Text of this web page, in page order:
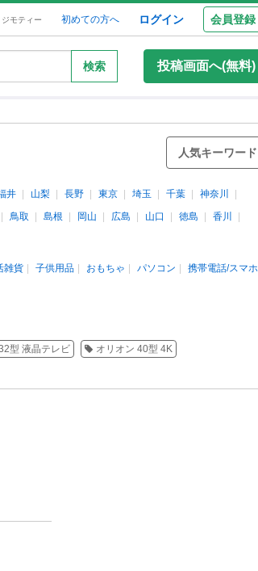
モティー 初めての方へ ログイン 会員登録
検索 投稿画面へ(無料)
人気キーワード
井 山梨 長野 東京 埼玉 千葉
神奈川
鳥取 島根 岡山 広島 山口 徳島
香川
雑貨 子供用品 おもちゃ パソコン
携帯電話/スマホ
型 液晶テレビ オリオン 40型 4K